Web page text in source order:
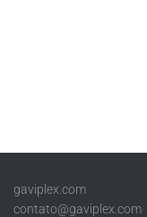
gaviplex.com
contato@gaviplex.com